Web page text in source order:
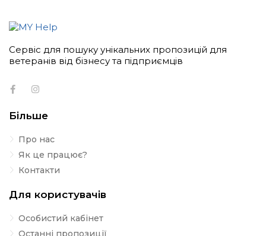
Сервіс для пошуку унікальних пропозицій для
ветеранів від бізнесу та підприємців
Більше
Про нас
Як це працює?
Контакти
Для користувачів
Особистий кабінет
Останні пропозиції